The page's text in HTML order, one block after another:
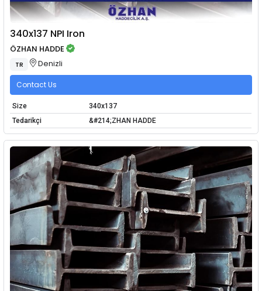
340x137 NPI Iron
ÖZHAN HADDE
TR Denizli
Contact Us
Size
340x137
Tedarikçi
&#214;ZHAN HADDE